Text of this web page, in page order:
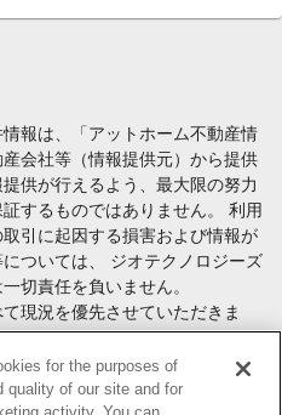
報は、「アットホーム不動産情
会社等（情報提供元）から提供
供が行えるよう、最大限の努力
するものではありません。 利用
引に起因する損害および情報が
ついては、 ジオテクノロジーズ
切責任を負いません。
現況を優先させていただきま
等を含みます）の際には、内容
元より十分な説明を受け、ご自
for the purposes of
quality of our site and for